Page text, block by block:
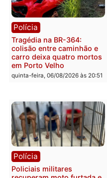
Polícia
bairro Colina Park em RO
sexta-feira, 07/08/2026 às 09:30